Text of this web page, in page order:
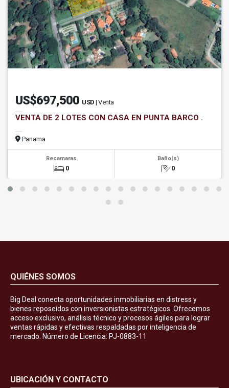
US$697,500 USD | Venta
VENTA DE 2 LOTES CON CASA EN PUNTA BARCO .
Panama
Recamaras
0
Baño(s)
0
QUIÉNES SOMOS
Big Deal conecta oportunidades inmobiliarias en distress y
bienes reposeídos con inversionistas estratégicos. Ofrecemos
acceso exclusivo, análisis técnico y procesos ágiles para lograr
ventas rápidas y efectivas respaldadas por inteligencia de
mercado. Número de Licencia: PJ-0883-11
UBICACIÓN Y CONTACTO